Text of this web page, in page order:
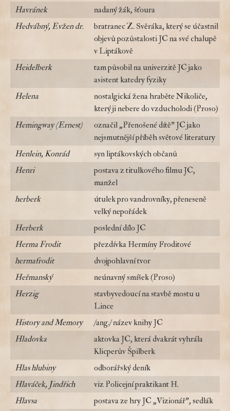
Havránek
nadaný žák, šťoura
Hedvábný, Evžen dr.
bratranec Z. Svěráka, který se účastnil
objevů pozůstalosti JC na své chalupě
v Liptákově
Heidelberk
tam působil na univerzitě JC jako
asistent katedry fyziky
Helena
nostalgická žena hraběte Nikoliče,
který ji nebere do vzducholodi (Proso)
Hemingway (Ernest)
označil „Přenošené dítě" JC jako
nejsmutnější příběh světové literatury
Henlein, Konrád
syn liptákovských občanů
Henri
postava z titulkového filmu JC,
manžel
herberk
útulek pro vandrovníky, přeneseně
velký nepořádek
Herberk
poslední dílo JC
Herma Frodit
přezdívka Hermíny Froditové
hermafrodit
dvojpohlavní tvor
Heřmanský
neúnavný smíšek (Proso)
Herzig
stavbyvedoucí na stavbě mostu u
Lince
History and Memory
/ang./ název knihy JC
Hladovka
aktovka JC, která dvakrát vyhrála
Klicperův Špilberk
Hlas hlubiny
odborářský deník
Hlaváček, Jindřich
viz Policejní praktikant H.
Hlavsa
postava ze hry JC „Vizionář", sedlák